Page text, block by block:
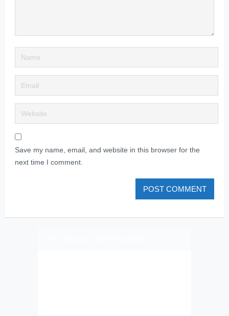
Save my name, email, and website in this browser for the
next time I comment.